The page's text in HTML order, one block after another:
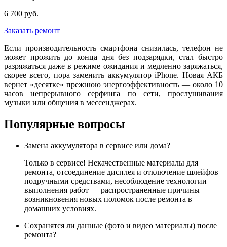
6 700 руб.
Заказать ремонт
Если производительность смартфона снизилась, телефон не
может прожить до конца дня без подзарядки, стал быстро
разряжаться даже в режиме ожидания и медленно заряжаться,
скорее всего, пора заменить аккумулятор iPhone. Новая АКБ
вернет «десятке» прежнюю энергоэффективность — около 10
часов непрерывного серфинга по сети, прослушивания
музыки или общения в мессенджерах.
Популярные вопросы
Замена аккумулятора в сервисе или дома?
Только в сервисе! Некачественные материалы для
ремонта, отсоединение дисплея и отключение шлейфов
подручными средствами, несоблюдение технологии
выполнения работ — распространенные причины
возникновения новых поломок после ремонта в
домашних условиях.
Сохранятся ли данные (фото и видео материалы) после
ремонта?